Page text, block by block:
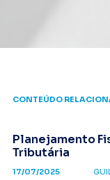
CONTEÚDO
Planejamento
Tributária
17/07/2025